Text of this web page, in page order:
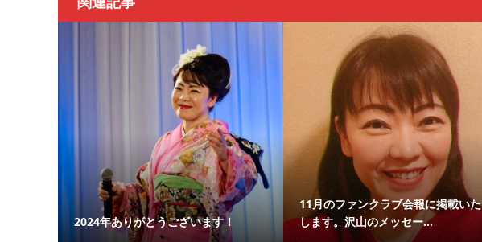
2024年ありがとうございます！
11月のファンクラブ会報に掲載いた
します。沢山のメッセー...